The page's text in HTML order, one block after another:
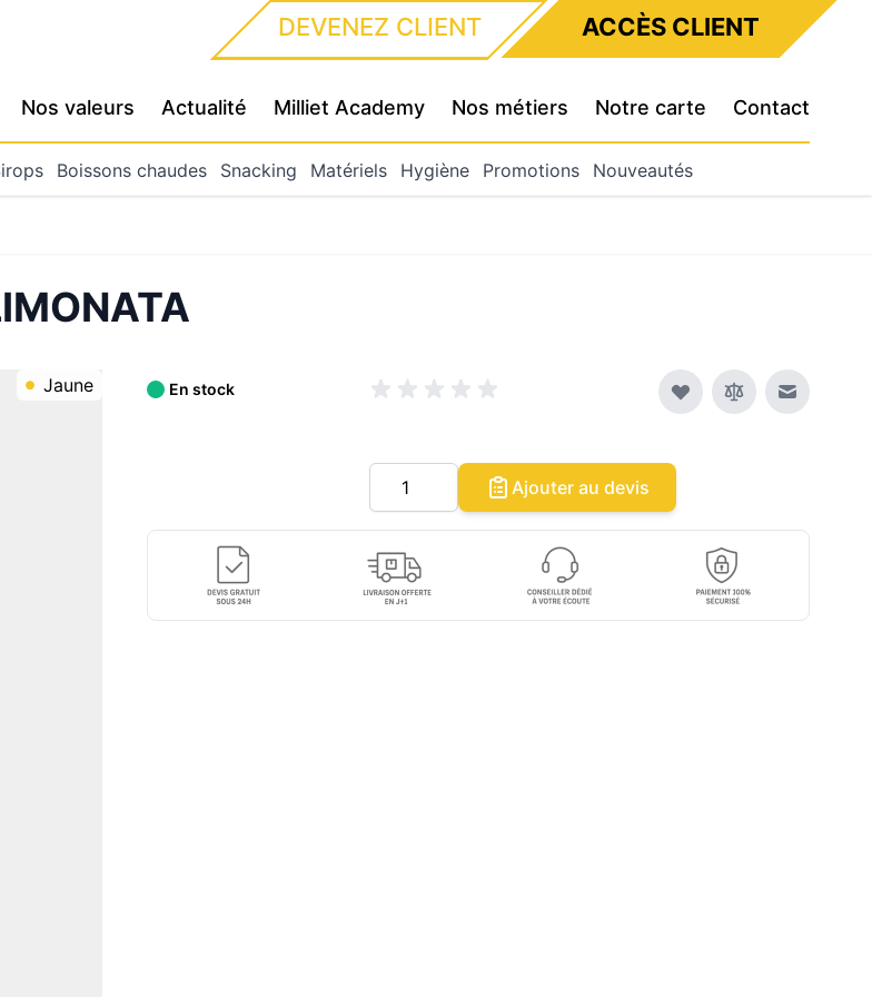
DEVENEZ CLIENT ACCÈS CLIENT
Nos valeurs Actualité Milliet Academy Nos métiers Notre carte Contact
Boissons chaudes Snacking Matériels Hygiène Promotions
Nouveautés
Jaune En stock
Envoyer
Quantité
Ajouter au devis